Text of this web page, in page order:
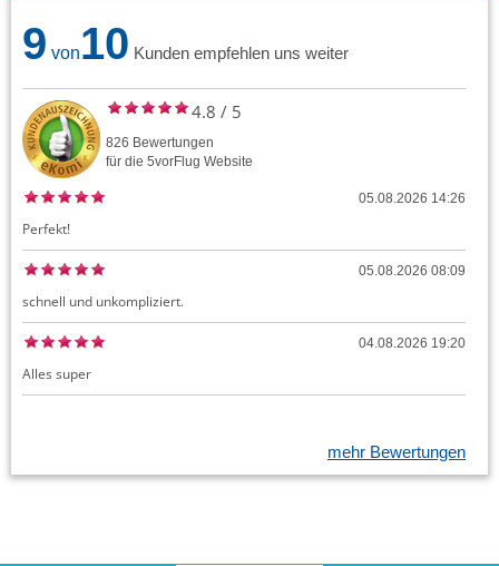
9 von10 Kunden empfehlen uns weiter
4.8 / 5
826 Bewertungen
für die 5vorFlug Website
05.08.2026 14:26
Perfekt!
05.08.2026 08:09
schnell und unkompliziert.
04.08.2026 19:20
Alles super
mehr Bewertungen